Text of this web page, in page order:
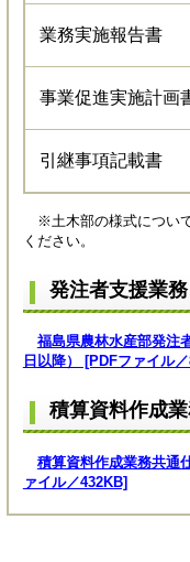
業務実施報告書
事業促進実施計画
引継事項記載書
※土木部の様式について
ください。
発注者支援業務
福島県農林水産部発注
日以降） [PDFファイル
積算資料作成
積算資料作成業務共通
ァイル／432KB]